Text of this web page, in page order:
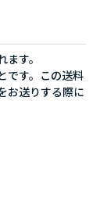
す。
です。この送料
お送りする際に